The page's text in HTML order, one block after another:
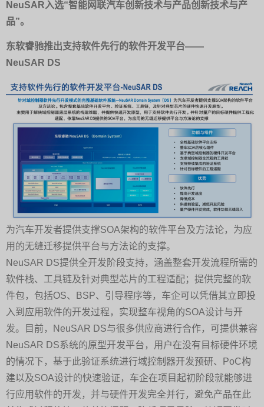
NeuSAR入选“智能网联汽车创新技术与产品创新技术与产
品”。
东软睿驰推出支持软件先行的软件开发平台——
NeuSAR DS
为汽车开发者提供支撑SOA架构的软件平台及方法论，为应
用的无缝迁移提供平台与方法论的支撑。
NeuSAR DS提供全开发阶段支持，涵盖整套开发流程所需的
软件栈、工具链及针对典型芯片的工程适配；提供完整的软
件包，包括OS、BSP、引导程序等，车企可以凭借其立即投
入到应用软件的开发过程，实现整车视角的SOA设计与开
发。目前，NeuSAR DS与很多供应商进行合作，可提供兼容
NeuSAR DS系统的原型开发平台，用户在没有目标硬件环境
的情况下，基于此验证系统进行域控制器开发预研、PoC构
建以及SOA设计的快速验证，车企在项目起初阶段就能够进
行应用软件的开发，并与硬件开发完全并行，避免产品在此